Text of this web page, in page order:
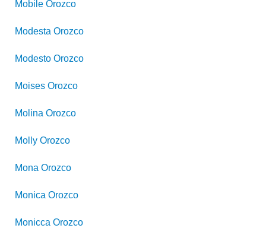
Mobile Orozco
Modesta Orozco
Modesto Orozco
Moises Orozco
Molina Orozco
Molly Orozco
Mona Orozco
Monica Orozco
Monicca Orozco